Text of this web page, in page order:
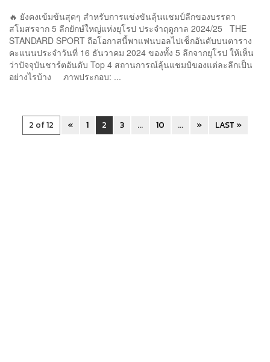
🔥 ยังคงเข้มข้นสุดๆ สำหรับการแข่งขันลุ้นแชมป์ลีกของบรรดา
สโมสรจาก 5 ลีกยักษ์ใหญ่แห่งยุโรป ประจำฤดูกาล 2024/25 THE
STANDARD SPORT ถือโอกาสนี้พาแฟนบอลไปเช็กอันดับบนตาราง
คะแนนประจำวันที่ 16 ธันวาคม 2024 ของทั้ง 5 ลีกจากยุโรป ให้เห็น
ว่าปัจจุบันชาร์ตอันดับ Top 4 สถานการณ์ลุ้นแชมป์ของแต่ละลีกเป็น
อย่างไรบ้าง ภาพประกอบ: ...
2 of 12 « 1 2 3 ... 10 ... » LAST »